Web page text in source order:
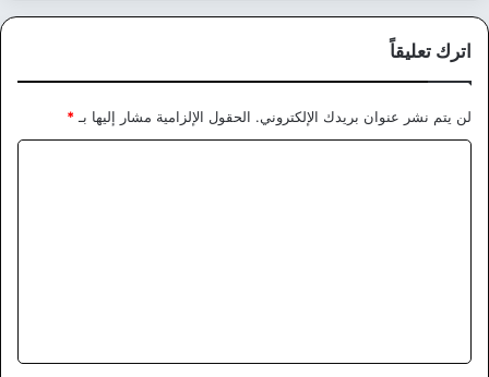
اترك تعليقاً
لن يتم نشر عنوان بريدك الإلكتروني. الحقول الإلزامية مشار إليها بـ *